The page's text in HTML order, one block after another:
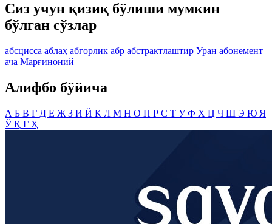
Сиз учун қизиқ бўлиши мумкин
бўлган сўзлар
абсцисса аблаҳ абгорлик абр абстрактлаштир Уран абонемент
ача Марғиноний
Алифбо бўйича
А Б В Г Д Е Ж З И Й К Л М Н О П Р С Т УФ Х Ц Ч Ш Э Ю Я
ЎҚ Ғ Ҳ